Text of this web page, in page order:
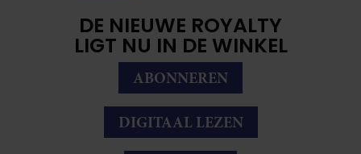
DE NIEUWE ROYALTY
LIGT NU IN DE WINKEL
ABONNEREN
DIGITAAL LEZEN